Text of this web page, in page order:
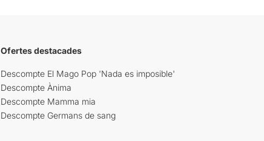
Ofertes destacades
Descompte El Mago Pop 'Nada es imposible'
Descompte Ànima
Descompte Mamma mia
Descompte Germans de sang